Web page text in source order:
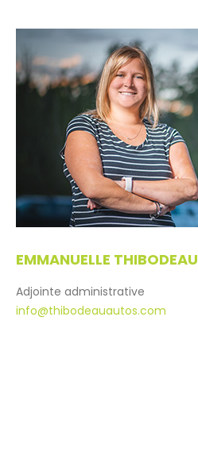
EMMANUELLE THIBODEAU
Adjointe administrative
info@thibodeauautos.com